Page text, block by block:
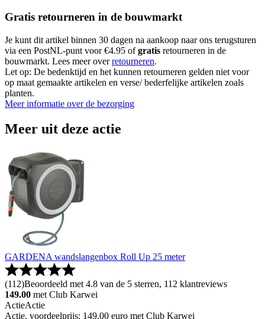
Gratis retourneren in de bouwmarkt
Je kunt dit artikel binnen 30 dagen na aankoop naar ons terugsturen
via een PostNL-punt voor €4.95 ofgratis retourneren in de
bouwmarkt. Lees meer overretourneren.
Let op: De bedenktijd en het kunnen retourneren gelden niet voor
op maat gemaakte artikelen en verse/ bederfelijke artikelen zoals
planten.
Meer informatie over de bezorging
Meer uit deze actie
GARDENA wandslangenbox Roll Up 25 meter
(112)Beoordeeld met 4.8 van de 5 sterren, 112 klantreviews
149.00 met Club Karwei
ActieActie
Actie, voordeelprijs: 149.00 euro met Club Karwei